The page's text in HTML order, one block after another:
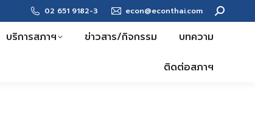
02 651 9182-3 econ@econthai.com Search:
บริการสภาฯ ข่าวสาร/กิจกรรม บทความ
ติดต่อสภาฯ